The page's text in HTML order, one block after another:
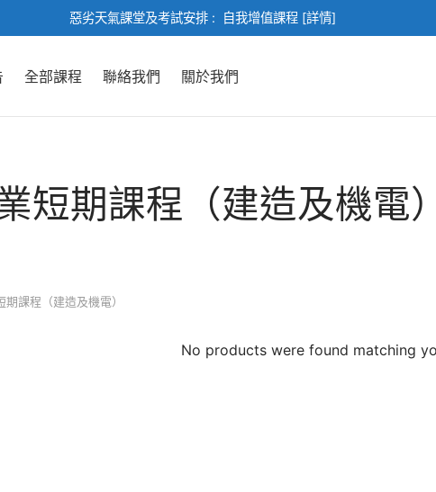
惡劣天氣課堂及考試安排 : 自我增值課程 [詳情]
全部課程 聯絡我們 關於我們
短期課程（建造及機電）
期課程（建造及機電）
No products were found matching